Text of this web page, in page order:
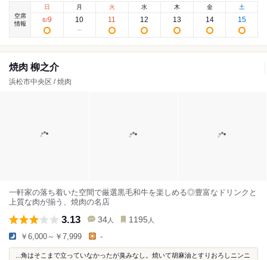
空席
情報
日
8/9
月
10
火
11
水
12
木
13
金
14
土
15
焼肉 柳之介
浜松市中央区 / 焼肉
一軒家の落ち着いた空間で厳選黒毛和牛を楽しめる◎豊富なドリンクと
上質な肉が揃う、焼肉の名店
3.13 34 人 1195 人
￥6,000～￥7,999 -
...角はそこまで立っていなかったが臭みなし。焼いて胡麻油とすりおろしニンニ